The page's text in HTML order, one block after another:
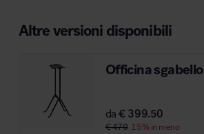
MillerKnoll
Altre versioni disponibili
Officina sgabello
da€ 399.50
€ 470 15% in meno